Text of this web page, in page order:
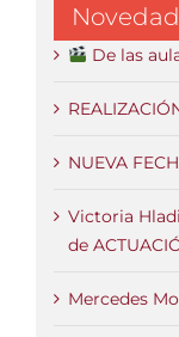
De las
NUEVA
Victoria
de
Mercedes